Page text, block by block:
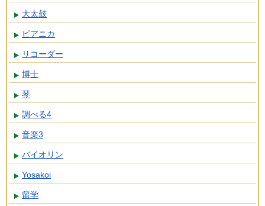
大太鼓
ピアニカ
リコーダー
博士
琴
調べる4
音楽3
バイオリン
Yosakoi
留学